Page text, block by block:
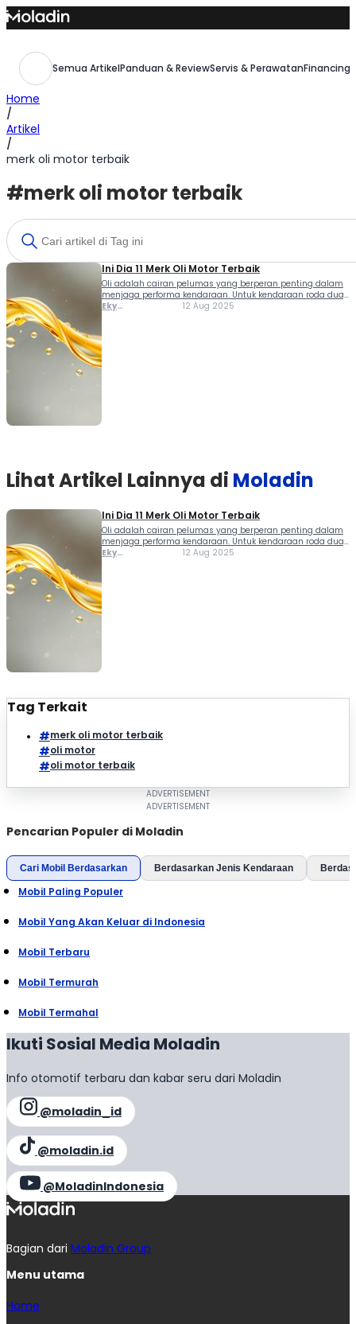
Skip
to
Semua ArtikelPanduan & ReviewServis & Perawatan
Home
/
Artikel
/
merk oli motor terbaik
#merk oli motor terbaik
Ini Dia 11 Merk Oli Motor Terbaik
Oli adalah cairan pelumas yang berperan penting dalam
menjaga performa kendaraan. Untuk kendaraan roda dua,
memilik merk oli motor terbaik adalah langkah tepat untuk
Eky
12 Aug 2025
Lihat Artikel Lainnya di Moladin
Ini Dia 11 Merk Oli Motor Terbaik
Oli adalah cairan pelumas yang berperan penting dalam
menjaga performa kendaraan. Untuk kendaraan roda dua,
memilik merk oli motor terbaik adalah langkah tepat untuk
Eky
12 Aug 2025
Tag Terkait
merk oli motor terbaik
oli motor
oli motor terbaik
Pencarian Populer di Moladin
Cari Mobil Berdasarkan Berdasarkan Jenis Kendaraan
Mobil Paling Populer
Mobil Yang Akan Keluar di Indonesia
Mobil Terbaru
Mobil Termurah
Mobil Termahal
Ikuti Sosial Media Moladin
Info otomotif terbaru dan kabar seru dari Moladin
@moladin_id
@moladin.id
@MoladinIndonesia
Bagian dari Moladin Group
Menu utama
Home